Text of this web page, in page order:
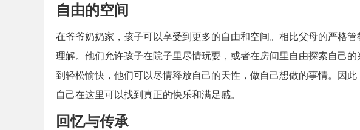
自由的空间
在爷爷奶奶家，孩子可以享受到更多的自由和空间。相比父母的严格
理解。他们允许孩子在院子里尽情玩耍，或者在房间里自由探索自己
到轻松愉快，他们可以尽情释放自己的天性，做自己想做的事情。因
自己在这里可以找到真正的快乐和满足感。
回忆与传承